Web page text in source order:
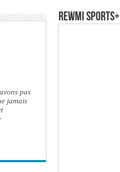
pas
jamais
REWMI SPORTS+